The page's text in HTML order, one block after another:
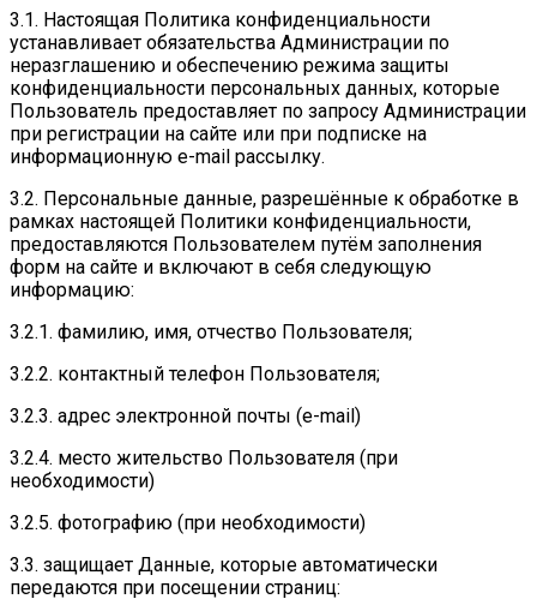
3.1. Настоящая Политика конфиденциальности
устанавливает обязательства Администрации по
неразглашению и обеспечению режима защиты
конфиденциальности персональных данных, которые
Пользователь предоставляет по запросу Администрации
при регистрации на сайте или при подписке на
информационную e-mail рассылку.
3.2. Персональные данные, разрешённые к обработке в
рамках настоящей Политики конфиденциальности,
предоставляются Пользователем путём заполнения
форм на сайте и включают в себя следующую
информацию:
3.2.1. фамилию, имя, отчество Пользователя;
3.2.2. контактный телефон Пользователя;
3.2.3. адрес электронной почты (e-mail)
3.2.4. место жительство Пользователя (при
необходимости)
3.2.5. фотографию (при необходимости)
3.3. защищает Данные, которые автоматически
передаются при посещении страниц: